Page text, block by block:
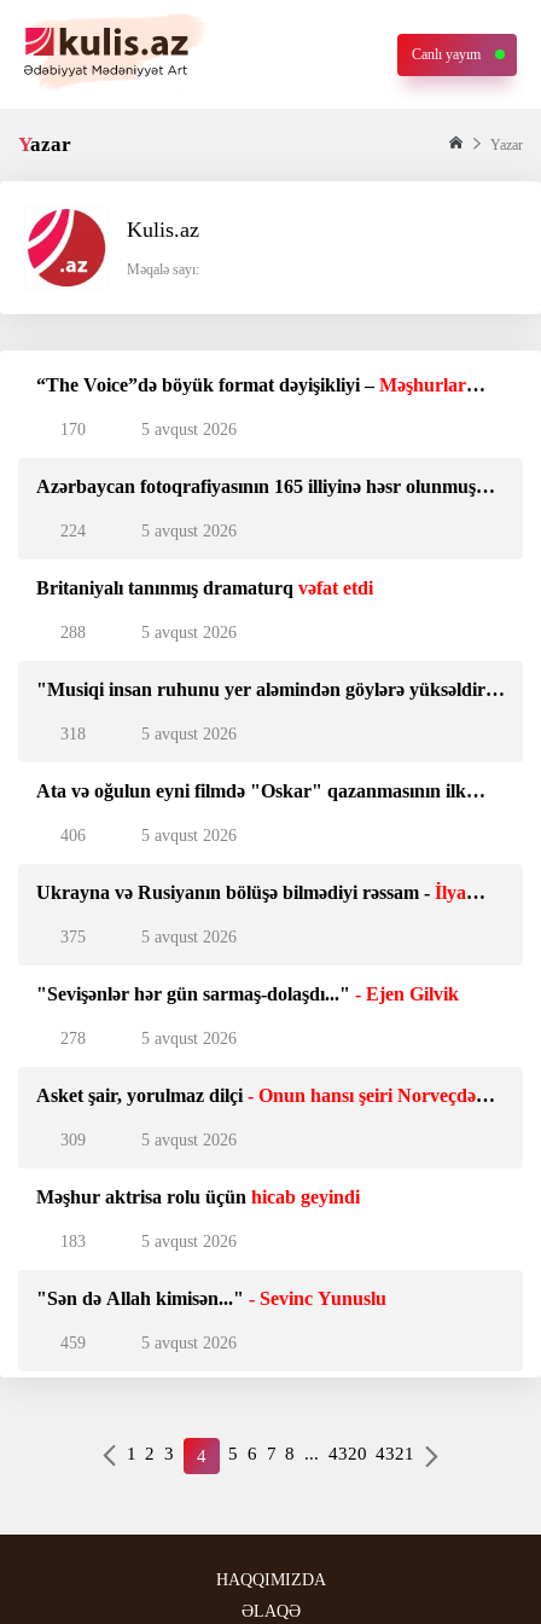
Canlı yayım
Yazar Yazar
Kulis.az
Məqalə sayı:
“The Voice”də böyük format dəyişikliyi –Məşhurlar
170 5 avqust 2026
Azərbaycan fotoqrafiyasının 165 illiyinə həsr olunmuş
224 5 avqust 2026
Britaniyalı tanınmış dramaturq vəfat etdi
288 5 avqust 2026
"Musiqi insan ruhunu yer aləmindən göylərə yüksəldir"
318 5 avqust 2026
Ata və oğulun eyni filmdə "Oskar" qazanmasının ilk
406 5 avqust 2026
Ukrayna və Rusiyanın bölüşə bilmədiyi rəssam - İlya
375 5 avqust 2026
"Sevişənlər hər gün sarmaş-dolaşdı..." - Ejen Gilvik
278 5 avqust 2026
Asket şair, yorulmaz dilçi - Onun hansı şeiri Norveçdə
309 5 avqust 2026
Məşhur aktrisa rolu üçün hicab geyindi
183 5 avqust 2026
"Sən də Allah kimisən..." - Sevinc Yunuslu
459 5 avqust 2026
1 2 3 4 5 6 7 8 ... 4320 4321
HAQQIMIZDA
ƏLAQƏ